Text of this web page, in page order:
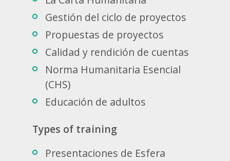
Gestión del ciclo de proyectos
Propuestas de proyectos
Calidad y rendición de cuentas
Norma Humanitaria Esencial
(CHS)
Educación de adultos
Types of training
Presentaciones de Esfera